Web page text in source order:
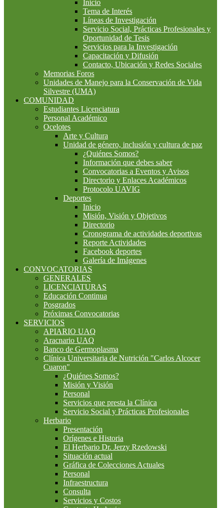
Inicio
Tema de Interés
Líneas de Investigación
Servicio Social, Prácticas Profesionales y
Oportunidad de Tesis
Servicios para la Investigación
Capacitación y Difusión
Contacto, Ubicación y Redes Sociales
Memorias Foros
Unidades de Manejo para la Conservación de Vida
Silvestre (UMA)
COMUNIDAD
Estudiantes Licenciatura
Personal Académico
Ocelotes
Arte y Cultura
Unidad de género, inclusión y cultura de paz
¿Quiénes Somos?
Información que debes saber
Convocatorias a Eventos y Avisos
Directorio y Enlaces Académicos
Protocolo UAVIG
Deportes
Inicio
Misión, Visión y Objetivos
Directorio
Cronograma de actividades deportivas
Reporte Actividades
Facebook deportes
Galería de Imágenes
CONVOCATORIAS
GENERALES
LICENCIATURAS
Educación Continua
Posgrados
Próximas Convocatorias
SERVICIOS
APIARIO UAQ
Aracnario UAQ
Banco de Germoplasma
Clínica Universitaria de Nutrición "Carlos Alcocer
Cuaron"
¿Quiénes Somos?
Misión y Visión
Personal
Servicios que presta la Clínica
Servicio Social y Prácticas Profesionales
Herbario
Presentación
Orígenes e Historia
El Herbario Dr. Jerzy Rzedowski
Situación actual
Gráfica de Colecciones Actuales
Personal
Infraestructura
Consulta
Servicios y Costos